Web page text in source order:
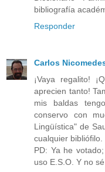
bibliografía
Responder
Carlos
¡Vaya regalito!
aprecien tanto!
mis baldas
conservo con
Lingüística" de
cualquier bibliófilo.
PD: Ya he
uso E.S.O. Y no